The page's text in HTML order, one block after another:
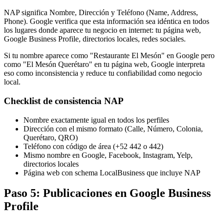
NAP significa Nombre, Dirección y Teléfono (Name, Address,
Phone). Google verifica que esta información sea idéntica en todos
los lugares donde aparece tu negocio en internet: tu página web,
Google Business Profile, directorios locales, redes sociales.
Si tu nombre aparece como "Restaurante El Mesón" en Google pero
como "El Mesón Querétaro" en tu página web, Google interpreta
eso como inconsistencia y reduce tu confiabilidad como negocio
local.
Checklist de consistencia NAP
Nombre exactamente igual en todos los perfiles
Dirección con el mismo formato (Calle, Número, Colonia,
Querétaro, QRO)
Teléfono con código de área (+52 442 o 442)
Mismo nombre en Google, Facebook, Instagram, Yelp,
directorios locales
Página web con schema LocalBusiness que incluye NAP
Paso 5: Publicaciones en Google Business
Profile